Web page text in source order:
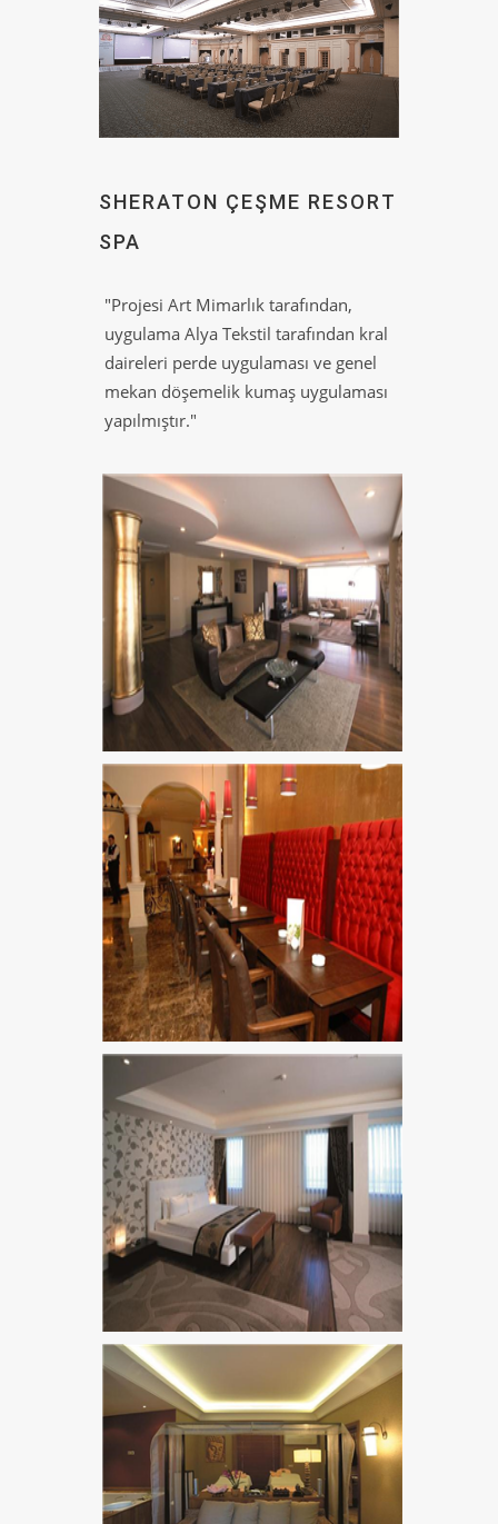
SHERATON ÇEŞME RESORT
SPA
"Projesi Art Mimarlık tarafından,
uygulama Alya Tekstil tarafından kral
daireleri perde uygulaması ve genel
mekan döşemelik kumaş uygulaması
yapılmıştır."